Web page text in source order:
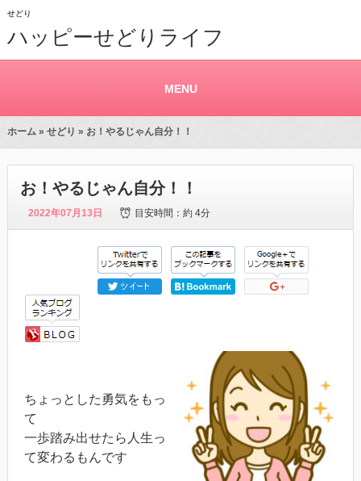
せどり
ハッピーせどりライフ
MENU
ホーム» せどり » お！やるじゃん自分！！
お！やるじゃん自分！！
2022年07月13日 目安時間：約 4分
ちょっとした勇気をもっ
て
一歩踏み出せたら人生っ
て変わるもんです